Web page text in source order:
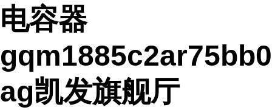
电容器
ag凯发旗舰厅